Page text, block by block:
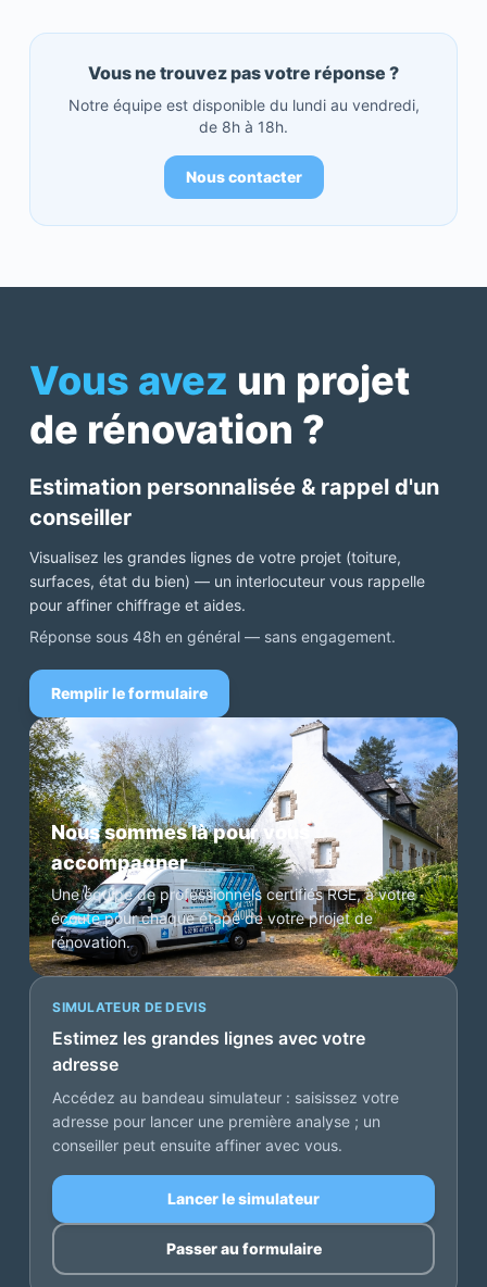
Vous ne trouvez pas votre réponse ?
Notre équipe est disponible du lundi au vendredi,
de 8h à 18h.
Nous contacter
Vous avez un projet
de rénovation ?
Estimation personnalisée & rappel d'un
conseiller
Visualisez les grandes lignes de votre projet (toiture,
surfaces, état du bien) — un interlocuteur vous rappelle
pour affiner chiffrage et aides.
Réponse sous 48h en général — sans engagement.
Remplir le formulaire
Nous sommes là pour vous
accompagner
Une équipe de professionnels certifiés RGE, à votre
écoute pour chaque étape de votre projet de
rénovation.
SIMULATEUR DE DEVIS
Estimez les grandes lignes avec votre
adresse
Accédez au bandeau simulateur : saisissez votre
adresse pour lancer une première analyse ; un
conseiller peut ensuite affiner avec vous.
Lancer le simulateur
Passer au formulaire